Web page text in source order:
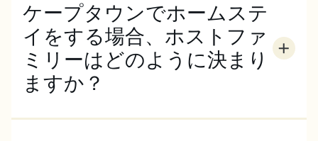
ません。
ケープタウンでホームステ
イをする場合、ホストファ
ミリーはどのように決まり
ますか？
約の際に、ご希望をすべてお伝えください。